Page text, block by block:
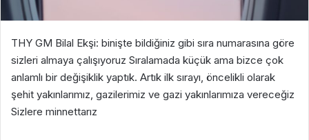
THY GM Bilal Ekşi: binişte bildiğiniz gibi sıra numarasına göre
sizleri almaya çalışıyoruz Sıralamada küçük ama bizce çok
anlamlı bir değişiklik yaptık. Artık ilk sırayı, öncelikli olarak
şehit yakınlarımız, gazilerimiz ve gazi yakınlarımıza vereceğiz
Sizlere minnettarız